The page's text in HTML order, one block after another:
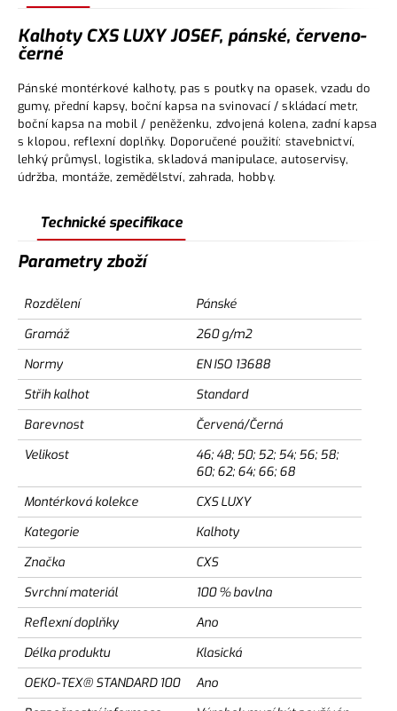
Kalhoty CXS LUXY JOSEF, pánské, červeno-
černé
Pánské montérkové kalhoty, pas s poutky na opasek, vzadu do
gumy, přední kapsy, boční kapsa na svinovací / skládací metr,
boční kapsa na mobil / peněženku, zdvojená kolena, zadní kapsa
s klopou, reflexní doplňky. Doporučené použití: stavebnictví,
lehký průmysl, logistika, skladová manipulace, autoservisy,
údržba, montáže, zemědělství, zahrada, hobby.
Technické specifikace
Parametry zboží
Rozdělení
Pánské
Gramáž
260 g/m2
Normy
EN ISO 13688
Střih kalhot
Standard
Barevnost
Červená/Černá
Velikost
46; 48; 50; 52; 54; 56; 58;
60; 62; 64; 66; 68
Montérková kolekce
CXS LUXY
Kategorie
Kalhoty
Značka
CXS
Svrchní materiál
100 % bavlna
Reflexní doplňky
Ano
Délka produktu
Klasická
OEKO-TEX® STANDARD 100
Ano